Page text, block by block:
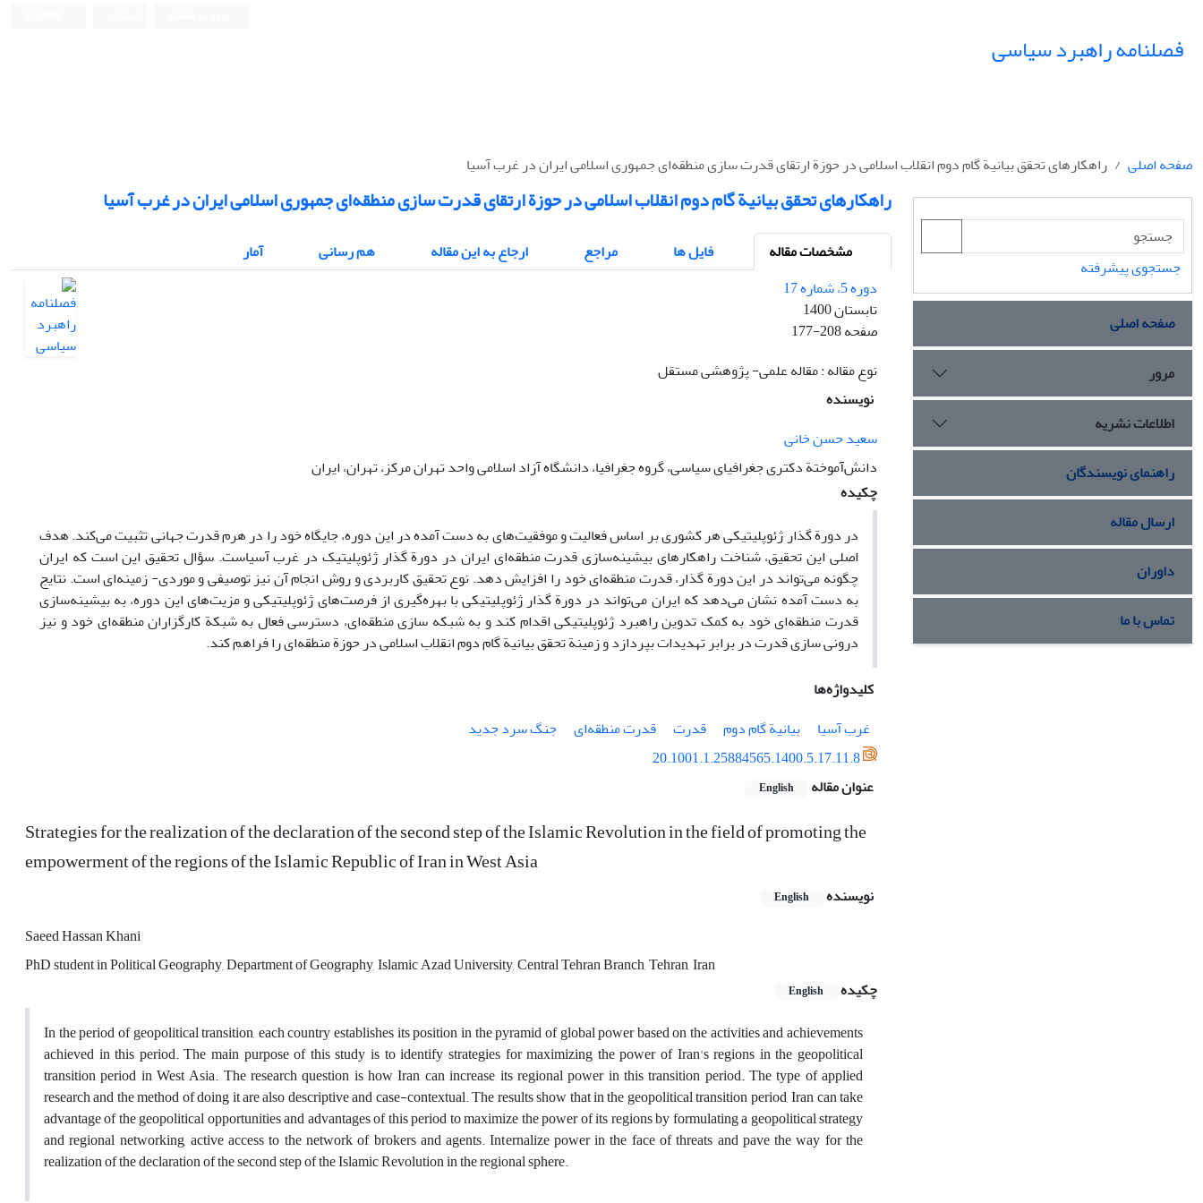
فصلنامه راهبرد سیاسی
صفحه اصلی راهکارهای تحقق بیانیة گام دوم انقلاب اسلامی در حوزة ارتقای قدرت ‌سازی منطقه‌ای جمهوری اسلامی ایران در غرب آسیا
راهکارهای تحقق بیانیة گام دوم انقلاب اسلامی در حوزة ارتقای قدرت ‌سازی منطقه‌ای جمهوری اسلامی ایران در غرب آسیا
مشخصات مقاله فایل ها مراجع ارجاع به این مقاله هم رسانی
آمار
دوره 5، شماره 17
تابستان 1400
صفحه177-208
نوع مقاله : مقاله علمی- پژوهشی مستقل
نویسنده
سعید حسن خانی
دانش‌آموختة دکتری جغرافیای سیاسی، گروه جغرافیا، دانشگاه آزاد اسلامی واحد تهران مرکز، تهران، ایران
چکیده
در دورة گذار ژئوپلیتیکی هر کشوری بر اساس فعالیت و موفقیت‌های به‌ دست‌ آمده در این دوره، جایگاه خود را در هرم قدرت جهانی تثبیت می‌کند. هدف
اصلی این تحقیق، شناخت راهکارهای بیشینه‌سازی قدرت منطقه‌ای ایران در دورة گذار ژئوپلیتیک در غرب آسیاست. سؤال تحقیق این است که ایران
چگونه می‌تواند در این دورة گذار، قدرت منطقه‌ای خود را افزایش دهد. نوع تحقیق کاربردی و روش انجام آن نیز توصیفی و موردی- زمینه‌ای است. نتایج
به‌ دست‌ آمده نشان می‌دهد که ایران می‌تواند در دورة گذار ژئوپلیتیکی با بهره‌‌گیری از فرصت‌های ژئوپلیتیکی و مزیت‌های این دوره، به بیشینه‌سازی
قدرت منطقه‌ای خود به‌ کمک تدوین راهبرد ژئوپلیتیکی اقدام کند و به شبکه ‌سازی منطقه‌ای، دسترسی فعال به شبکة کارگزاران منطقه‌ای خود و نیز
درونی ‌سازی قدرت در برابر تهدیدات بپردازد و زمینة تحقق بیانیة گام دوم انقلاب اسلامی در حوزة منطقه‌ای را فراهم کند.
کلیدواژه‌ها
غرب آسیا
بیانیة گام دوم قدرت قدرت منطقه‌ای
جنگ سرد جدید
20.1001.1.25884565.1400.5.17.11.8
عنوان مقاله
English
Strategies for the realization of the declaration of the second step of the Islamic Revolution in the field of promoting the
empowerment of the regions of the Islamic Republic of Iran in West Asia
نویسنده English
Saeed Hassan Khani
PhD student in Political Geography, Department of Geography, Islamic Azad University, Central Tehran Branch, Tehran, Iran
چکیده
English
In the period of geopolitical transition, each country establishes its position in the pyramid of global power based on the activities and achievements
achieved in this period. The main purpose of this study is to identify strategies for maximizing the power of Iran's regions in the geopolitical
transition period in West Asia. The research question is how Iran can increase its regional power in this transition period. The type of applied
research and the method of doing it are also descriptive and case-contextual. The results show that in the geopolitical transition period, Iran can take
advantage of the geopolitical opportunities and advantages of this period to maximize the power of its regions by formulating a geopolitical strategy
and regional networking, active access to the network of brokers and agents. Internalize power in the face of threats and pave the way for the
realization of the declaration of the second step of the Islamic Revolution in the regional sphere.
جستجوی پیشرفته
صفحه اصلی
مرور
اطلاعات نشریه
راهنمای نویسندگان
ارسال مقاله
داوران
تماس با ما